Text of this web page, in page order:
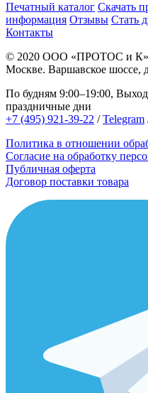
Печатный каталог Скачать
информация Отзывы Стать
Контакты
© 2020 ООО «ПРОТОС и К»
Москве. Варшавское шоссе,
По будням 9:00–19:00,
праздничные дни
+7 (495) 921-39-22 /Telegram
Политика в отношении
Согласие на обработку
Публичная оферта
Договор поставки товара